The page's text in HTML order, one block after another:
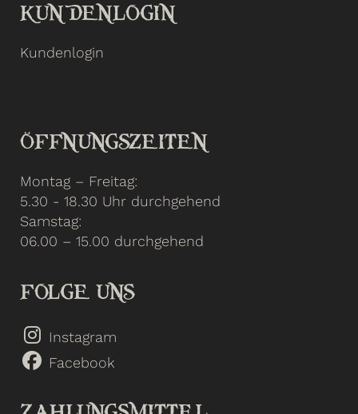
KUNDENLOGIN
Kundenlogin
ÖFFNUNGSZEITEN
Montag – Freitag:
5.30 - 18.30 Uhr durchgehend
Samstag:
06.00 – 15.00 durchgehend
FOLGE UNS
Instagram
Facebook